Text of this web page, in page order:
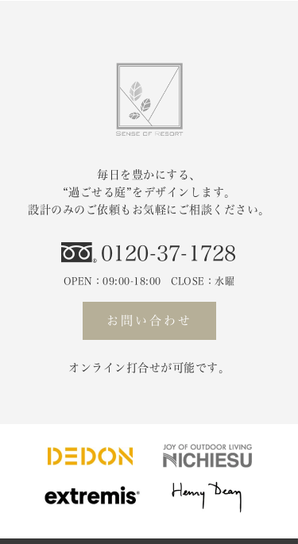
毎日を豊かにする、
“過ごせる庭”をデザインします。
設計のみのご依頼もお気軽にご相談ください。
0120-37-1728
OPEN：09:00-18:00 CLOSE：水曜
お問い合わせ
オンライン打合せが可能です。